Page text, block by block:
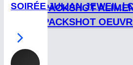
PACKSHOT
PACKSHOT
SOIRÉE JULIAN JEWEIL |